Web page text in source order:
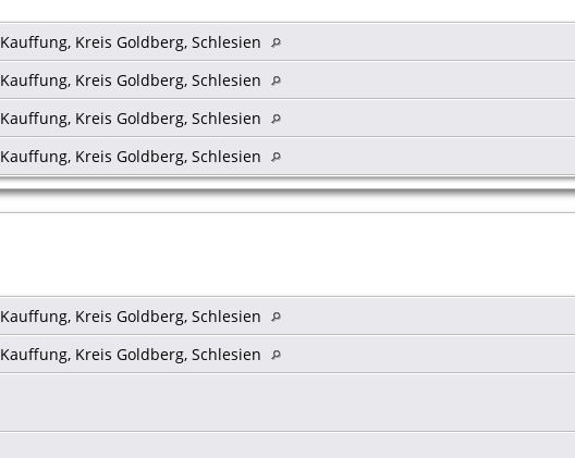
Kauffung, Kreis Goldberg, Schlesien
Kauffung, Kreis Goldberg, Schlesien
Kauffung, Kreis Goldberg, Schlesien
Kauffung, Kreis Goldberg, Schlesien
Kauffung, Kreis Goldberg, Schlesien
Kauffung, Kreis Goldberg, Schlesien